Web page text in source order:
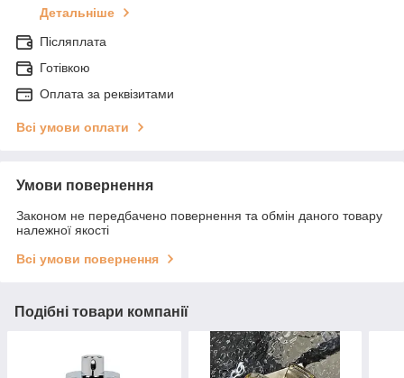
Детальніше
Післяплата
Готівкою
Оплата за реквізитами
Всі умови оплати
Умови повернення
Законом не передбачено повернення та обмін даного товару
належної якості
Всі умови повернення
Подібні товари компанії